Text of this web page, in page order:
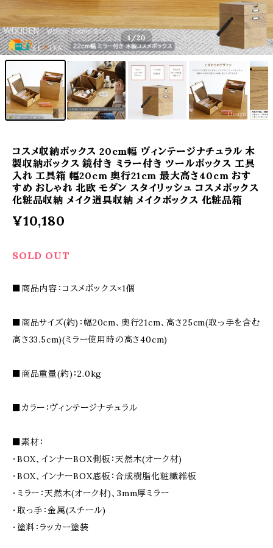
1/20
コスメ収納ボックス 20cm幅 ヴィンテージナチュラル 木
製収納ボックス 鏡付き ミラー付き ツールボックス 工具
入れ 工具箱 幅20cm 奥行21cm 最大高さ40cm おす
すめ おしゃれ 北欧 モダン スタイリッシュ コスメボックス
化粧品収納 メイク道具収納 メイクボックス 化粧品箱
¥10,180
SOLD OUT
■商品内容：コスメボックス×1個
■商品サイズ(約)：幅20cm、奥行21cm、高さ25cm(取っ手を含む
高さ33.5cm)(ミラー使用時の高さ40cm)
■商品重量(約)：2.0kg
■カラー：ヴィンテージナチュラル
■素材：
・BOX、インナーBOX側板：天然木(オーク材)
・BOX、インナーBOX底板：合成樹脂化粧繊維板
・ミラー：天然木(オーク材)、3mm厚ミラー
・取っ手：金属(スチール)
・塗料：ラッカー塗装